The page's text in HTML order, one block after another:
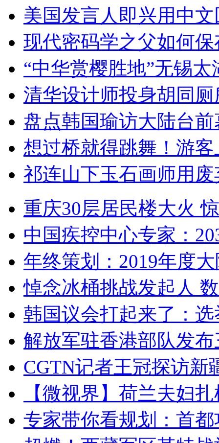
美国发言人即兴用中
现代密码学之父如何
“中华赏樱胜地”无锡
清华设计师投身胡同
盘点韩国瑜访大陆台
想过桥就得跳舞！游客
祁连山下玉石画师用
重庆30层居民楼大火
中国疾控中心专家：
年终策划：2019年度
悼念冰桶挑战发起人
韩国议会打起来了：
解放军驻香港部队发
CGTN记者王冠探访新
【微视界】荷兰夫妇
专家带你看规划：首